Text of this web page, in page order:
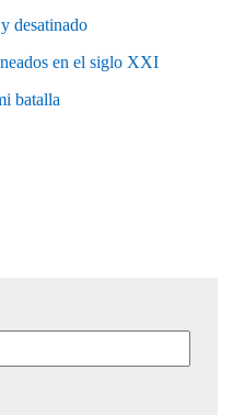
desatinado
en el siglo XXI
batalla